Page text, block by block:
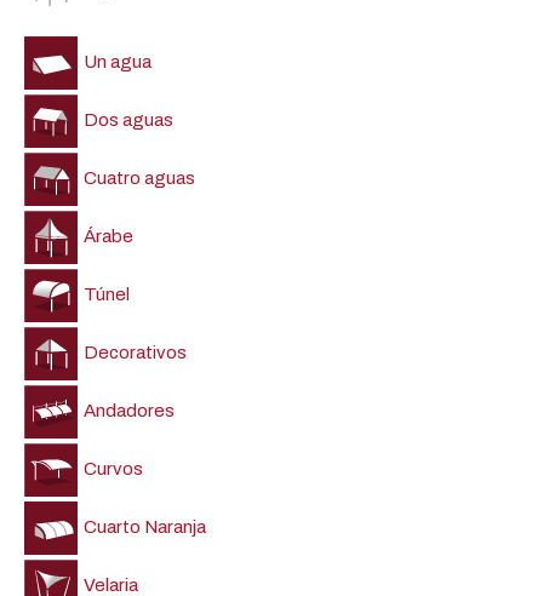
Un agua
Dos aguas
Cuatro aguas
Árabe
Túnel
Decorativos
Andadores
Curvos
Cuarto Naranja
Velaria